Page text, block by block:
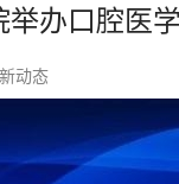
办口腔医
动态